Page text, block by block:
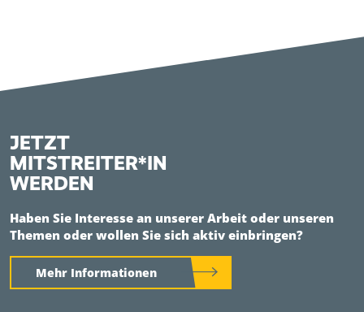
JETZT
MITSTREITER*IN
WERDEN
Haben Sie Interesse an unserer Arbeit oder unseren
Themen oder wollen Sie sich aktiv einbringen?
Mehr Informationen